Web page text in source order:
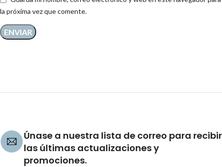
la próxima vez que comente.
Únase a nuestra lista de correo para recibir
las últimas actualizaciones y
promociones.